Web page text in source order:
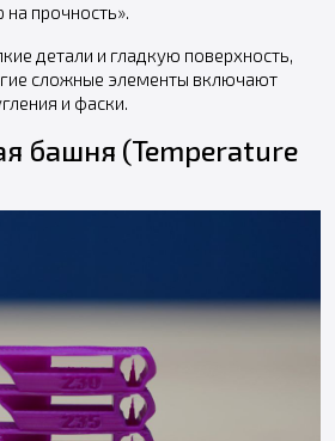
на прочность».
детали и гладкую поверхность,
сложные элементы включают
и фаски.
башня (Temperature